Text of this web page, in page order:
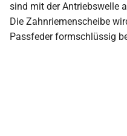
sind mit der Antriebswelle
Die Zahnriemenscheibe
Passfeder formschlüssig